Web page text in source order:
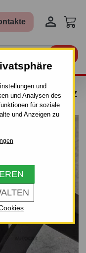
und
und Analysen des
für soziale
und Anzeigen zu

HYUNDAI GETZ